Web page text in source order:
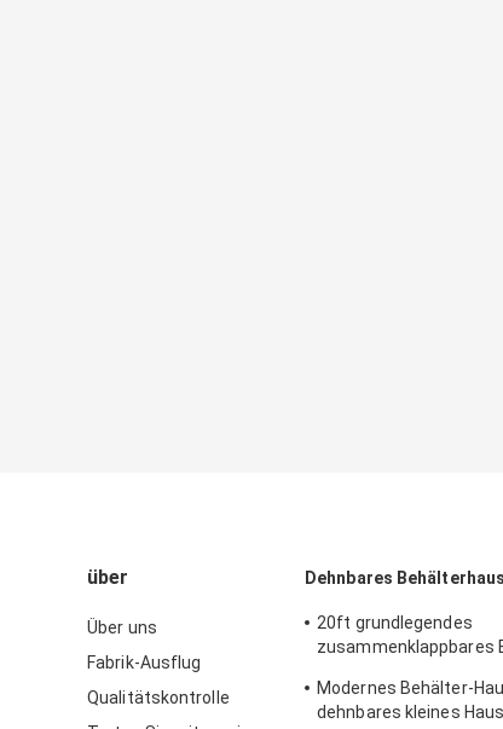
über
Über uns
Fabrik-Ausflug
Qualitätskontrolle
Dehnbares Behälterhaus
20ft grundlegendes
zusammenklappbares
Gebäude
Modernes Behälter-
dehnbares kleines